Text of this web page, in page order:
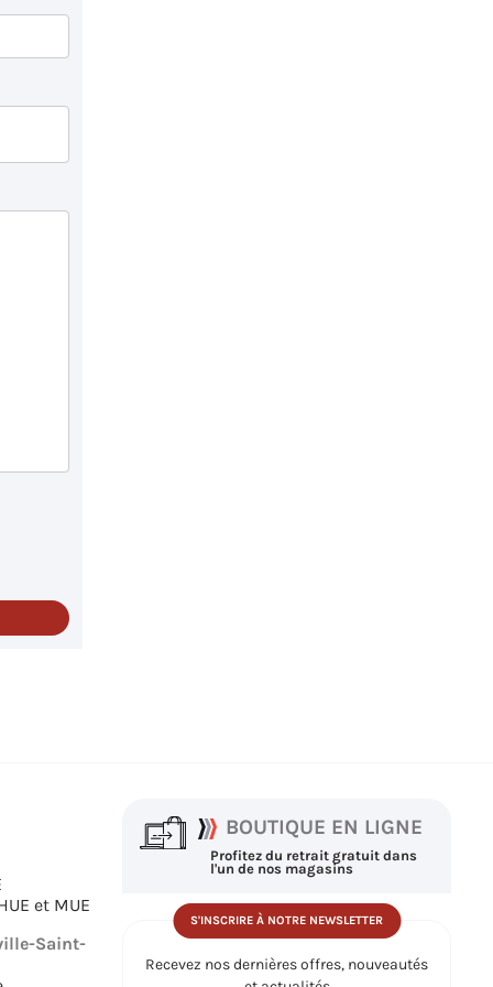
et MUE
Saint-
BOUTIQUE EN LIGNE
Profitez du retrait gratuit dans
l'un de nos magasins
S'INSCRIRE À NOTRE NEWSLETTER
Recevez nos dernières offres, nouveautés